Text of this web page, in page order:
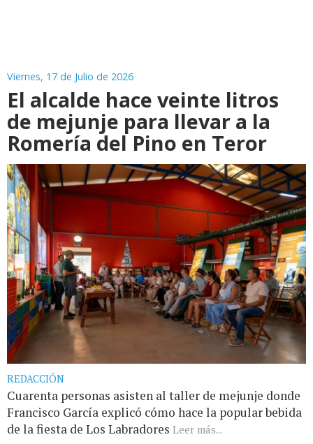
Viernes, 17 de Julio de 2026
El alcalde hace veinte litros
de mejunje para llevar a la
Romería del Pino en Teror
REDACCIÓN
Cuarenta personas asisten al taller de mejunje donde
Francisco García explicó cómo hace la popular bebida
de la fiesta de Los Labradores Leer más...